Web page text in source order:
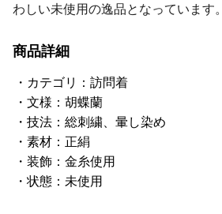
わしい未使用の逸品となっています。
商品詳細
カテゴリ：訪問着
文様：胡蝶蘭
技法：総刺繍、暈し染め
素材：正絹
装飾：金糸使用
状態：未使用